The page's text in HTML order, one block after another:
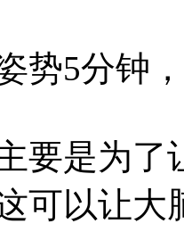
5分钟，
是为了
可以让大